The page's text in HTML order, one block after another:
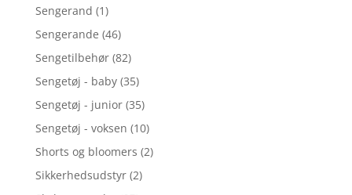
Sengerand (1)
Sengerande (46)
Sengetilbehør (82)
Sengetøj - baby (35)
Sengetøj - junior (35)
Sengetøj - voksen (10)
Shorts og bloomers (2)
Sikkerhedsudstyr (2)